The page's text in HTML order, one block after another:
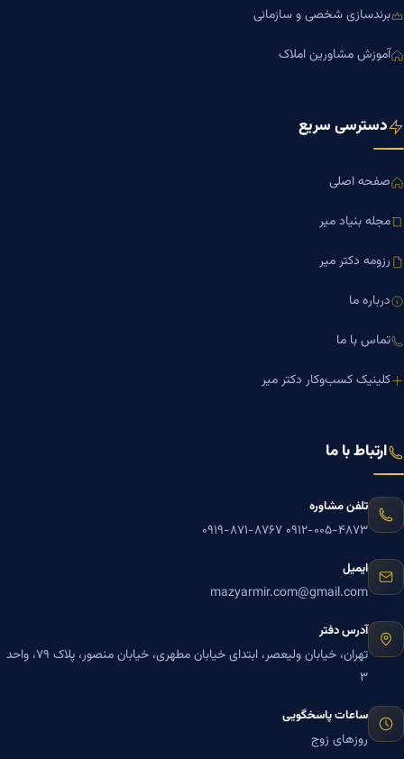
برندسازی شخصی و سازمانی
آموزش مشاورین املاک
دسترسی سریع
صفحه اصلی
مجله بنیاد میر
رزومه دکتر میر
درباره ما
تماس با ما
کلینیک کسب‌وکار دکتر میر
ارتباط با ما
تلفن مشاوره
۰۹۱۲-۰۰۵-۴۸۷۳ ۰۹۱۹-۸۷۱-۸۷۶۷
ایمیل
mazyarmir.com@gmail.com
آدرس دفتر
تهران، خیابان ولیعصر، ابتدای خیابان مطهری، خیابان منصور، پلاک ۷۹، واحد
۳
ساعات پاسخگویی
روزهای زوج